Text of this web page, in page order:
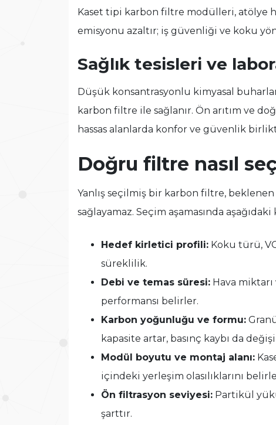
Kaset tipi karbon filtre modülleri, atölye
emisyonu azaltır; iş güvenliği ve koku
Sağlık tesisleri ve
Düşük konsantrasyonlu kimyasal
karbon filtre ile sağlanır. Ön arıtım ve
hassas alanlarda konfor ve güvenlik
Doğru filtre nasıl
Yanlış seçilmiş bir karbon filtre,
sağlayamaz. Seçim aşamasında
Hedef kirletici profili: Koku türü,
süreklilik.
Debi ve temas süresi: Hava
performansı belirler.
Karbon yoğunluğu ve formu:
kapasite artar, basınç kaybı da
Modül boyutu ve montaj alanı:
içindeki yerleşim olasılıklarını
Ön filtrasyon seviyesi: Partikül
şarttır.